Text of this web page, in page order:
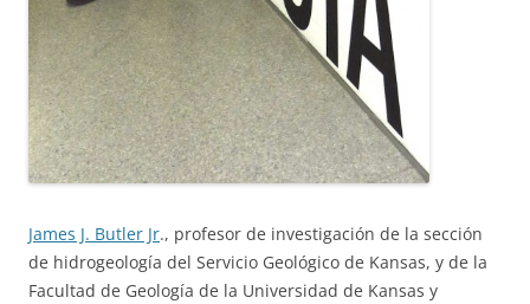
James J. Butler Jr., profesor de investigación de la sección
de hidrogeología del Servicio Geológico de Kansas, y de la
Facultad de Geología de la Universidad de Kansas y